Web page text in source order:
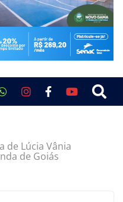
de Lúcia Vânia
de Goiás